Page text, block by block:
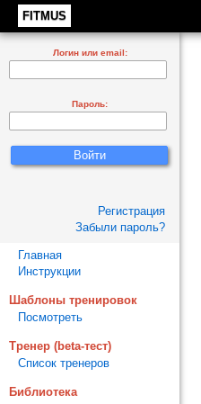
FITMUS
Логин или email:
Пароль:
Регистрация
Забыли пароль?
Главная
Инструкции
Шаблоны тренировок
Посмотреть
Тренер (beta-тест)
Список тренеров
Библиотека